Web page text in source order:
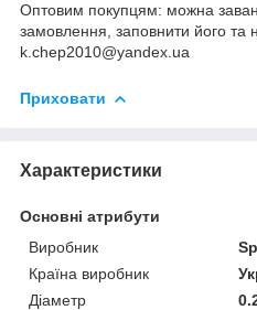
Оптовим покупцям: можна
замовлення, заповнити його та
k.chep2010@yandex.ua
Приховати
Характеристики
Основні атрибути
Виробник
Країна виробник
Діаметр